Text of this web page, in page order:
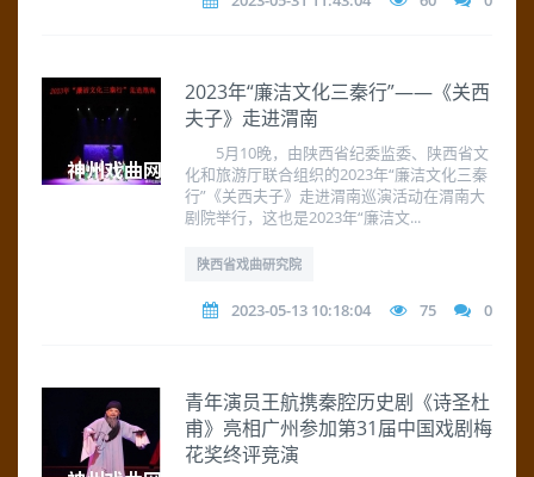
2023年“廉洁文化三秦行”——《关西
夫子》走进渭南
5月10晚，由陕西省纪委监委、陕西省文
化和旅游厅联合组织的2023年“廉洁文化三秦
行”《关西夫子》走进渭南巡演活动在渭南大
剧院举行，这也是2023年“廉洁文...
陕西省戏曲研究院
2023-05-13 10:18:04 75 0
青年演员王航携秦腔历史剧《诗圣杜
甫》亮相广州参加第31届中国戏剧梅
花奖终评竞演